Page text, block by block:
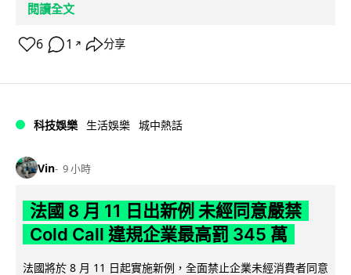
閱讀全文
6 1 ↗ 分享
科技娛樂 生活娛樂 城中熱話
Vin 9 小時
法國 8 月 11 日出新例 未經同意嚴禁
Cold Call 違規企業最高罰 345 萬
法國將於 8 月 11 日起實施新例，全面禁止企業未經消費者同意